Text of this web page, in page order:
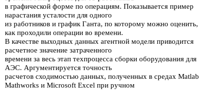
в графической форме по операциям. Пока­зывается пример
нарастания усталости для одного
из работников и график Ганта, по которому можно оценить,
как проходили операции во времени.
В качестве выходных данных агентной модели приводится
расчетное значе­ние затраченного
времени за весь этап техпроцесса сборки оборудования для
АЭС. Аргументируется точность
расчетов сходимостью данных, получен­ных в средах Matlab
Mathworks и Microsoft Excel при ручном